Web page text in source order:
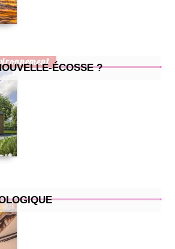
!
de son chat quand il attend des petits
un bureau chez soi ?
ÉCOSSE ?